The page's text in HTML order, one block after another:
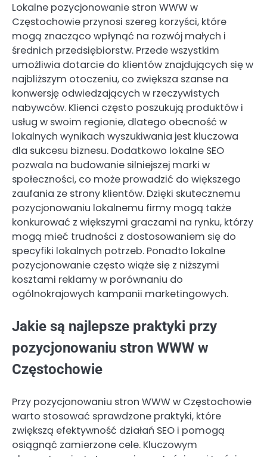
Lokalne pozycjonowanie stron WWW w
Częstochowie przynosi szereg korzyści, które
mogą znacząco wpłynąć na rozwój małych i
średnich przedsiębiorstw. Przede wszystkim
umożliwia dotarcie do klientów znajdujących się w
najbliższym otoczeniu, co zwiększa szanse na
konwersję odwiedzających w rzeczywistych
nabywców. Klienci często poszukują produktów i
usług w swoim regionie, dlatego obecność w
lokalnych wynikach wyszukiwania jest kluczowa
dla sukcesu biznesu. Dodatkowo lokalne SEO
pozwala na budowanie silniejszej marki w
społeczności, co może prowadzić do większego
zaufania ze strony klientów. Dzięki skutecznemu
pozycjonowaniu lokalnemu firmy mogą także
konkurować z większymi graczami na rynku, którzy
mogą mieć trudności z dostosowaniem się do
specyfiki lokalnych potrzeb. Ponadto lokalne
pozycjonowanie często wiąże się z niższymi
kosztami reklamy w porównaniu do
ogólnokrajowych kampanii marketingowych.
Jakie są najlepsze praktyki przy
pozycjonowaniu stron WWW w
Częstochowie
Przy pozycjonowaniu stron WWW w Częstochowie
warto stosować sprawdzone praktyki, które
zwiększą efektywność działań SEO i pomogą
osiągnąć zamierzone cele. Kluczowym